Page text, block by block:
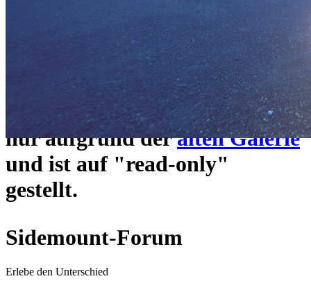
umgezogen und wie gewohnt
https://www.sidemount-
erreichbar.
Das alte Forum hier existiert
nur aufgrund deralten Galerie
und ist auf "read-only"
gestellt.
Sidemount-Forum
Erlebe den Unterschied